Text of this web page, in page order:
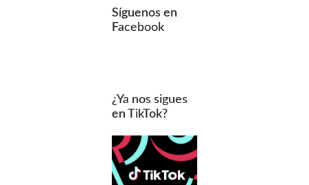
Síguenos en
Facebook
¿Ya nos sigues
en TikTok?